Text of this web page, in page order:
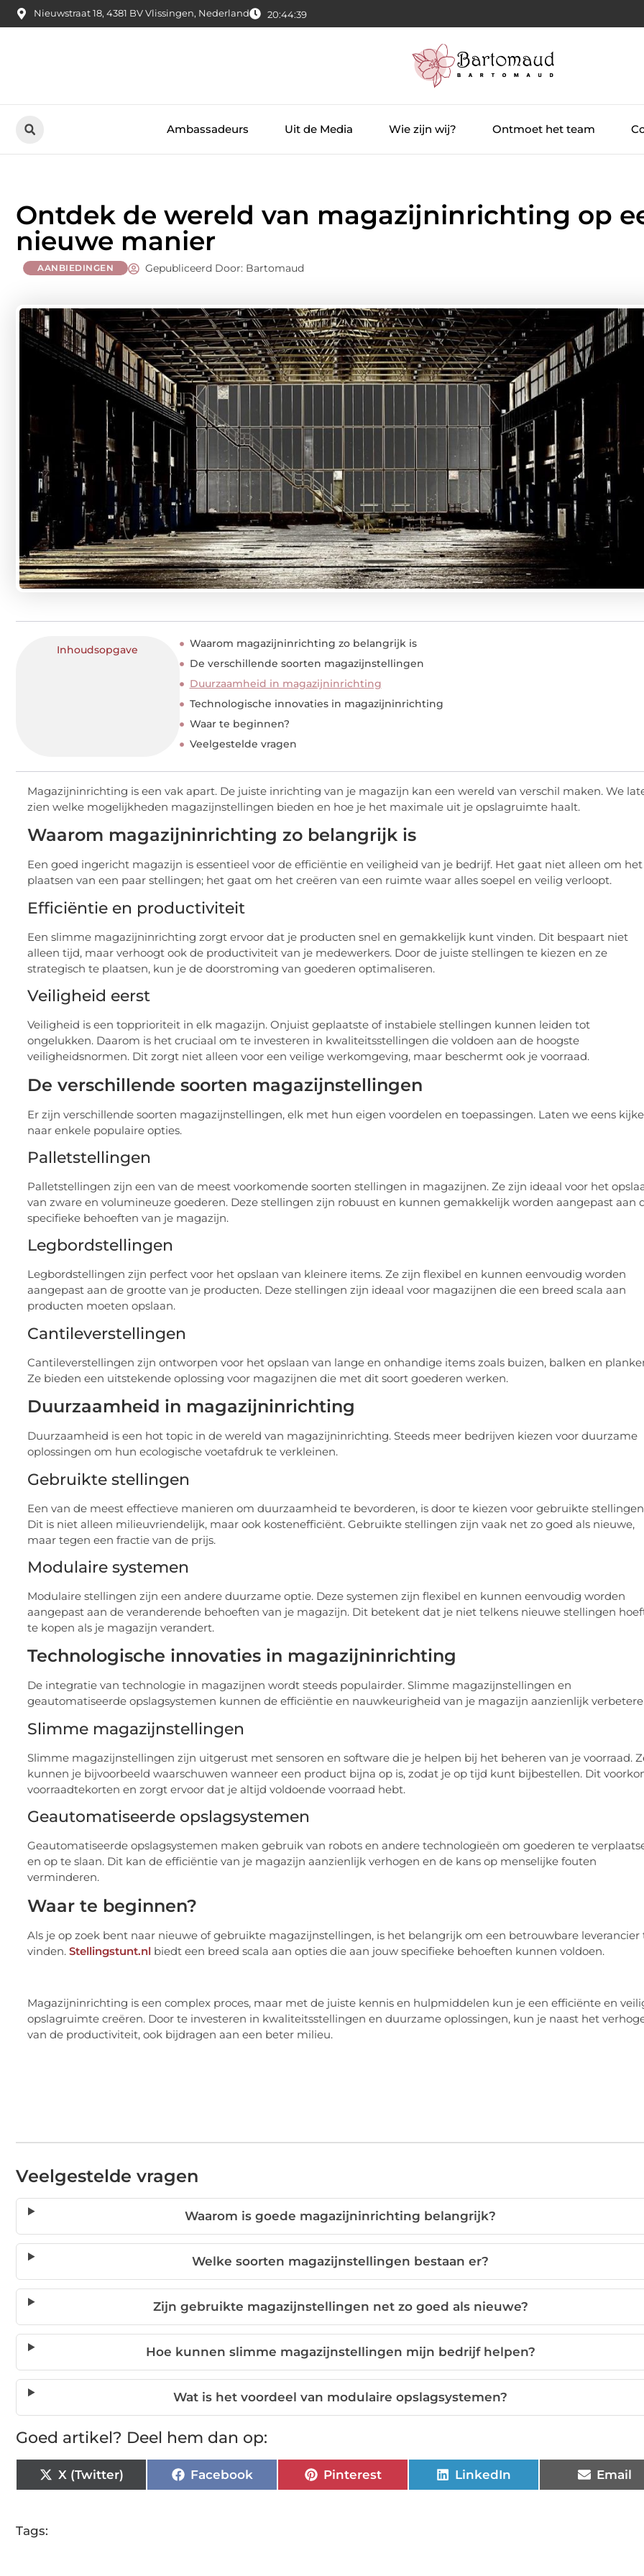
Nieuwstraat 18, 4381 BV Vlissingen, Nederland 20:44:40
Ambassadeurs Uit de Media Wie zijn wij? Ontmoet het team
Ontdek de wereld van magazijninrichting op
nieuwe manier
AANBIEDINGEN Gepubliceerd Door: Bartomaud
Inhoudsopgave
Waarom magazijninrichting zo belangrijk is
De verschillende soorten magazijnstellingen
Duurzaamheid in magazijninrichting
Technologische innovaties in magazijninrichting
Waar te beginnen?
Veelgestelde vragen
Magazijninrichting is een vak apart. De juiste inrichting van je magazijn kan een wereld van verschil maken. We
zien welke mogelijkheden magazijnstellingen bieden en hoe je het maximale uit je opslagruimte haalt.
Waarom magazijninrichting zo belangrijk is
Een goed ingericht magazijn is essentieel voor de efficiëntie en veiligheid van je bedrijf. Het gaat niet alleen om het
plaatsen van een paar stellingen; het gaat om het creëren van een ruimte waar alles soepel en veilig verloopt.
Efficiëntie en productiviteit
Een slimme magazijninrichting zorgt ervoor dat je producten snel en gemakkelijk kunt vinden. Dit bespaart niet
alleen tijd, maar verhoogt ook de productiviteit van je medewerkers. Door de juiste stellingen te kiezen en ze
strategisch te plaatsen, kun je de doorstroming van goederen optimaliseren.
Veiligheid eerst
Veiligheid is een topprioriteit in elk magazijn. Onjuist geplaatste of instabiele stellingen kunnen leiden tot
ongelukken. Daarom is het cruciaal om te investeren in kwaliteitsstellingen die voldoen aan de hoogste
veiligheidsnormen. Dit zorgt niet alleen voor een veilige werkomgeving, maar beschermt ook je voorraad.
De verschillende soorten magazijnstellingen
Er zijn verschillende soorten magazijnstellingen, elk met hun eigen voordelen en toepassingen. Laten we eens
naar enkele populaire opties.
Palletstellingen
Palletstellingen zijn een van de meest voorkomende soorten stellingen in magazijnen. Ze zijn ideaal voor het
van zware en volumineuze goederen. Deze stellingen zijn robuust en kunnen gemakkelijk worden aangepast aan
specifieke behoeften van je magazijn.
Legbordstellingen
Legbordstellingen zijn perfect voor het opslaan van kleinere items. Ze zijn flexibel en kunnen eenvoudig worden
aangepast aan de grootte van je producten. Deze stellingen zijn ideaal voor magazijnen die een breed scala aan
producten moeten opslaan.
Cantileverstellingen
Cantileverstellingen zijn ontworpen voor het opslaan van lange en onhandige items zoals buizen, balken en
Ze bieden een uitstekende oplossing voor magazijnen die met dit soort goederen werken.
Duurzaamheid in magazijninrichting
Duurzaamheid is een hot topic in de wereld van magazijninrichting. Steeds meer bedrijven kiezen voor duurzame
oplossingen om hun ecologische voetafdruk te verkleinen.
Gebruikte stellingen
Een van de meest effectieve manieren om duurzaamheid te bevorderen, is door te kiezen voor gebruikte
Dit is niet alleen milieuvriendelijk, maar ook kostenefficiënt. Gebruikte stellingen zijn vaak net zo goed als nieuwe,
maar tegen een fractie van de prijs.
Modulaire systemen
Modulaire stellingen zijn een andere duurzame optie. Deze systemen zijn flexibel en kunnen eenvoudig worden
aangepast aan de veranderende behoeften van je magazijn. Dit betekent dat je niet telkens nieuwe stellingen
te kopen als je magazijn verandert.
Technologische innovaties in magazijninrichting
De integratie van technologie in magazijnen wordt steeds populairder. Slimme magazijnstellingen en
geautomatiseerde opslagsystemen kunnen de efficiëntie en nauwkeurigheid van je magazijn aanzienlijk
Slimme magazijnstellingen
Slimme magazijnstellingen zijn uitgerust met sensoren en software die je helpen bij het beheren van je voorraad.
kunnen je bijvoorbeeld waarschuwen wanneer een product bijna op is, zodat je op tijd kunt bijbestellen. Dit
voorraadtekorten en zorgt ervoor dat je altijd voldoende voorraad hebt.
Geautomatiseerde opslagsystemen
Geautomatiseerde opslagsystemen maken gebruik van robots en andere technologieën om goederen te
en op te slaan. Dit kan de efficiëntie van je magazijn aanzienlijk verhogen en de kans op menselijke fouten
verminderen.
Waar te beginnen?
Als je op zoek bent naar nieuwe of gebruikte magazijnstellingen, is het belangrijk om een betrouwbare leverancier
vinden. Stellingstunt.nl biedt een breed scala aan opties die aan jouw specifieke behoeften kunnen voldoen.
Magazijninrichting is een complex proces, maar met de juiste kennis en hulpmiddelen kun je een efficiënte en
opslagruimte creëren. Door te investeren in kwaliteitsstellingen en duurzame oplossingen, kun je naast het
van de productiviteit, ook bijdragen aan een beter milieu.
Veelgestelde vragen
Waarom is goede magazijninrichting belangrijk?
Welke soorten magazijnstellingen bestaan er?
Zijn gebruikte magazijnstellingen net zo goed als nieuwe?
Hoe kunnen slimme magazijnstellingen mijn bedrijf helpen?
Wat is het voordeel van modulaire opslagsystemen?
Goed artikel? Deel hem dan op:
X (Twitter) Facebook Pinterest LinkedIn Email
Tags: